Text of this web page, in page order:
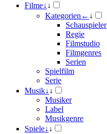
Filme↓ ↓
Kategorien ← ↓
Schauspieler
Regie
Filmstudio
Filmgenres
Serien
Spielfilm
Serie
Musik↓ ↓
Musiker
Label
Musikgenre
Spiele↓ ↓